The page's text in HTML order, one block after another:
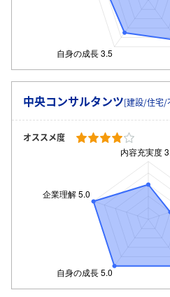
中央コンサルタンツ[建設/住宅/
オススメ度
ログイン・会